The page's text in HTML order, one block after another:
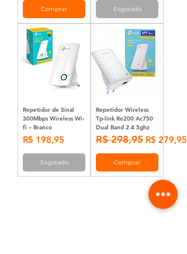
Comprar Esgotado
Repetidor de Sinal
300Mbps Wireless Wi-
fi – Branco
Preço
R$ 198,95
Esgotado
Repetidor Wireless
Tp-link Re200 Ac750
Dual Band 2.4 5ghz
Preço normal
R$ 298,95 Preço
R$ 279,95
Comprar